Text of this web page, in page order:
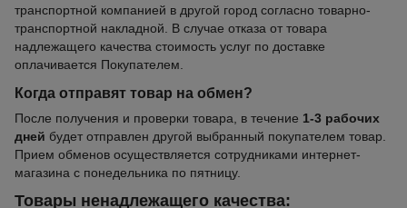
транспортной компанией в другой город согласно товарно-
транспортной накладной. В случае отказа от товара
надлежащего качества стоимость услуг по доставке
оплачивается Покупателем.
Когда отправят товар на обмен?
После получения и проверки товара, в течение 1-3 рабочих
дней будет отправлен другой выбранный покупателем товар.
Прием обменов осуществляется сотрудниками интернет-
магазина с понедельника по пятницу.
Товары ненадлежащего качества: